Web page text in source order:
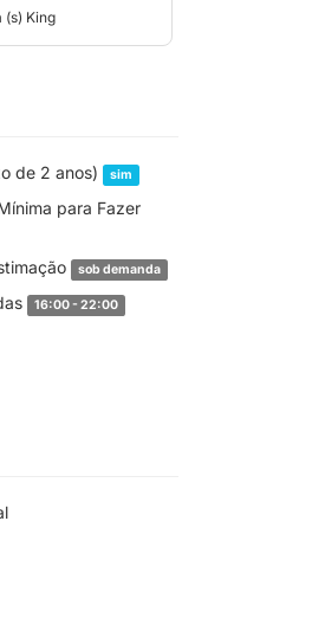
(s) King
de 2 anos) sim
para Fazer
sob demanda
16:00 - 22:00